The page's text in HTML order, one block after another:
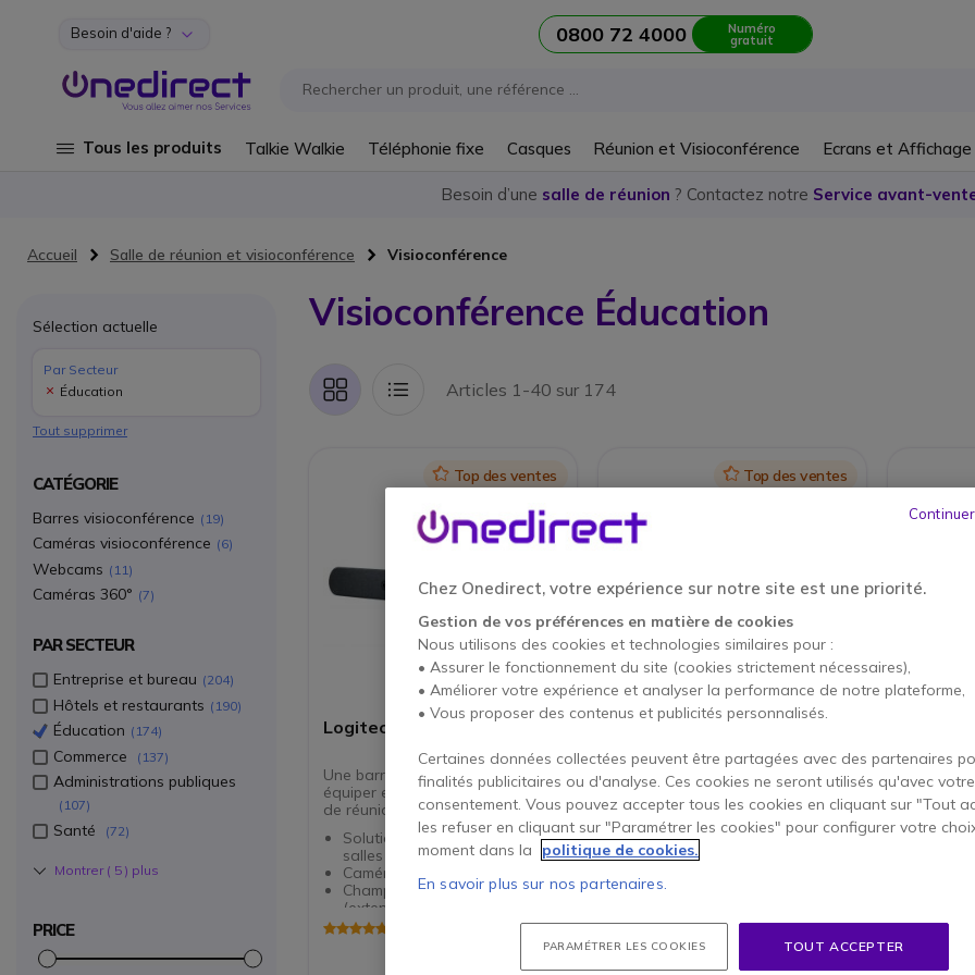
Aller au contenu
Besoin d'aide ? 0800 72 4000 Numéro
gratuit
Tous les produits Talkie Walkie Téléphonie fixe Casques Réunion et Visioconférence Ecrans et
Besoin d’une salle de réunion ? Contactez notre Service avant-
Accueil Salle de réunion et visioconférence Visioconférence
Visioconférence Éducation
Grille Liste Articles 1-40 sur 174
IconTop des ventes
Logitech Rally Bar Graphite
Une barre vidéo tout-en-un pour
équiper efficacement vos salles
de réunion.
Solution de collaboration pour
salles de réunion
Caméra PTZ à résolution 4K
Champ de vision à 90°
(extensible à 130°)
Technologie RightSight :
IconTop des ventes
Logitech MeetUp
Une ConferenceCam tout-en-un
conçue pour les petites salles de
réunion.
Barre visio pour petites salles
(jusqu'à 4 personnes)
Objectif ultra grand angle
3 micros beamforming + haut-
parleur full-duplex
4.7 de 13 Avis
Système
complet
salles de
salles
Sélection actuelle
Par Secteur
Éducation
Tout supprimer
CATÉGORIE
Barres visioconférence 19
Caméras visioconférence 6
Webcams 11
Caméras 360° 7
PAR SECTEUR
Entreprise et bureau 204
Hôtels et restaurants 190
Éducation 174
Commerce 137
Administrations publiques
107
Santé 72
Montrer ( 5 ) plus
PRICE
Chez Onedirect, votre expérience sur notre site est une priorité.
Gestion de vos préférences en matière de cookies
Nous utilisons des cookies et technologies similaires pour :
• Assurer le fonctionnement du site (cookies strictement nécessaires),
• Améliorer votre expérience et analyser la performance de notre plateforme,
• Vous proposer des contenus et publicités personnalisés.
Certaines données collectées peuvent être partagées avec des partenaires
finalités publicitaires ou d'analyse. Ces cookies ne seront utilisés qu'avec votre
consentement. Vous pouvez accepter tous les cookies en cliquant sur "Tout
les refuser en cliquant sur "Paramétrer les cookies" pour configurer votre
moment dans la
politique de cookies.
En savoir plus sur nos partenaires.
PARAMÉTRER LES COOKIES TOUT ACCEPTER